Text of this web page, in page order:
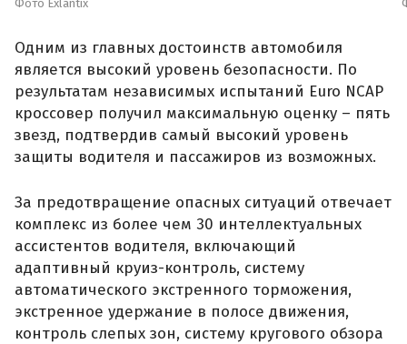
Фото Exlantix
Одним из главных достоинств автомобиля
является высокий уровень безопасности. По
результатам независимых испытаний Euro NCAP
кроссовер получил максимальную оценку – пять
звезд, подтвердив самый высокий уровень
защиты водителя и пассажиров из возможных.
За предотвращение опасных ситуаций отвечает
комплекс из более чем 30 интеллектуальных
ассистентов водителя, включающий
адаптивный круиз-контроль, систему
автоматического экстренного торможения,
экстренное удержание в полосе движения,
контроль слепых зон, систему кругового обзора